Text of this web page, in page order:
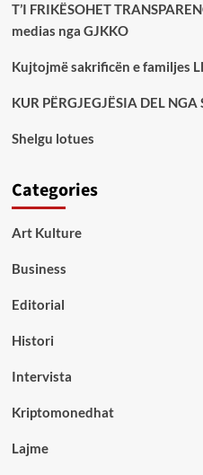
T’I FRIKËSOHET
medias nga GJKKO
Kujtojmë sakrificën e familjes
KUR PËRGJEGJËSIA DEL
Shelgu lotues
Categories
Art Kulture
Business
Editorial
Histori
Intervista
Kriptomonedhat
Lajme